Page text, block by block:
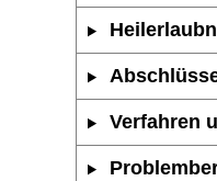
Verfahren